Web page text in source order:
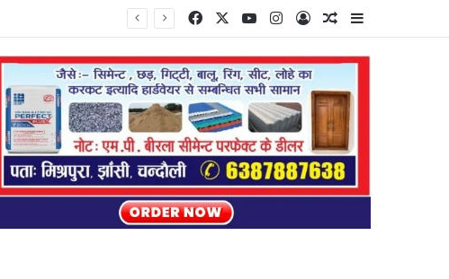
FacebookYouTubeInstagram
Log InRandom Article
Sidebar